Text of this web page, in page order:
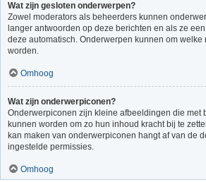
Wat zijn gesloten onderwerpen?
Zowel moderators als beheerders kunnen
langer antwoorden op deze berichten en als ze
deze automatisch. Onderwerpen kunnen om welke
worden.
Omhoog
Wat zijn onderwerpiconen?
Onderwerpiconen zijn kleine afbeeldingen die met
kunnen worden om zo hun inhoud kracht bij te
kan maken van onderwerpiconen hangt af van de
ingestelde permissies.
Omhoog